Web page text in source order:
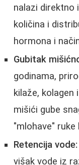
nalazi direktno
količina i
hormona i
Gubitak
godinama,
kilaže, kolagen
mišići gube
"mlohave" ruke
Retencija vode:
višak vode iz